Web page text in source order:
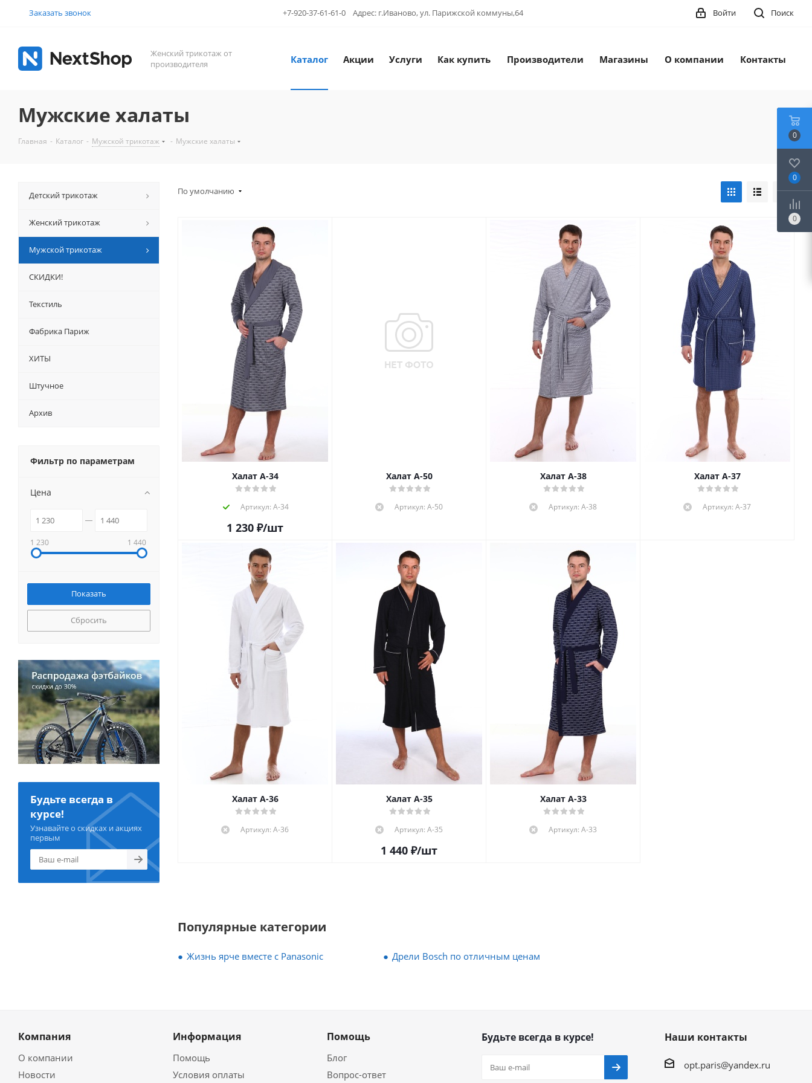
Заказать звонок +7-920-37-61-61-0 Адрес: г.Иваново, ул. Парижской коммуны,64 Поиск
Войти
Женский трикотаж от
производителя
Каталог Акции Услуги Как купить Производители Магазины О компании Контакты
Мужские халаты
Главная - Каталог - Мужской трикотаж - Мужские халаты
По умолчанию
Халат А-34
Артикул: А-34
1 230 ₽/шт
Халат А-50
Артикул: А-50
Халат А-38
Артикул: А-38
Халат А-37
Артикул: А-37
Халат А-36
Артикул: А-36
Халат А-35
Артикул: А-35
1 440 ₽/шт
Халат А-33
Артикул: А-33
Популярные категории
Жизнь ярче вместе с Panasonic Дрели Bosch по отличным ценам
Детский трикотаж
Женский трикотаж
Мужской трикотаж
СКИДКИ!
Текстиль
Фабрика Париж
ХИТЫ
Штучное
Архив
Фильтр по параметрам
Цена
1 230 1 440
Сбросить
Будьте всегда в
курсе!
Узнавайте о скидках и акциях
первым
Компания
О компании
Новости
Информация
Помощь
Условия оплаты
Помощь
Блог
Вопрос-ответ
Будьте всегда в курсе! Наши контакты
opt.paris@yandex.ru
0
0
0